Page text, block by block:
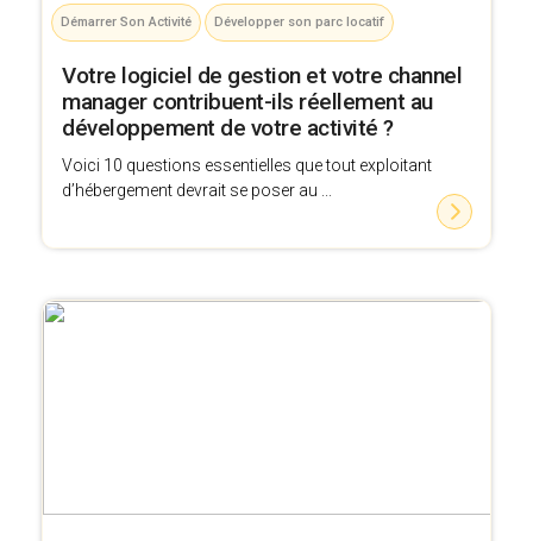
Démarrer Son Activité Développer son parc locatif
Votre logiciel de gestion et votre channel
manager contribuent-ils réellement au
développement de votre activité ?
Voici 10 questions essentielles que tout exploitant
d’hébergement devrait se poser au ...